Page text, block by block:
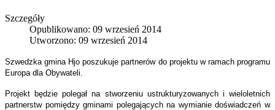
Szczegóły
Opublikowano: 09 wrzesień 2014
Utworzono: 09 wrzesień 2014
Szwedzka gmina Hjo poszukuje partnerów do projektu w ramach programu
Europa dla Obywateli.
Projekt będzie polegał na stworzeniu ustrukturyzowanych i wieloletnich
partnerstw pomiędzy gminami polegających na wymianie doświadczeń w